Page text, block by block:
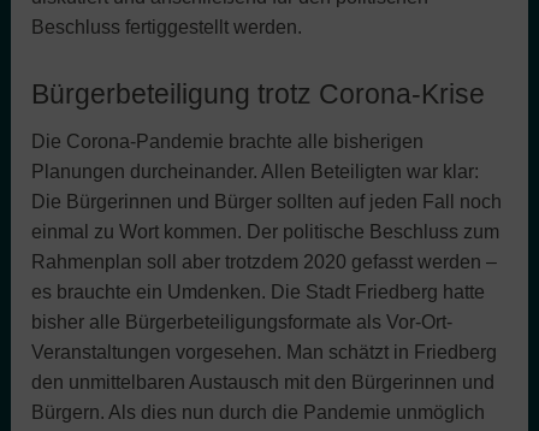
Beschluss fertiggestellt werden.
Bürgerbeteiligung trotz Corona-Krise
Die Corona-Pandemie brachte alle bisherigen
Planungen durcheinander. Allen Beteiligten war klar:
Die Bürgerinnen und Bürger sollten auf jeden Fall noch
einmal zu Wort kommen. Der politische Beschluss zum
Rahmenplan soll aber trotzdem 2020 gefasst werden –
es brauchte ein Umdenken. Die Stadt Friedberg hatte
bisher alle Bürgerbeteiligungsformate als Vor-Ort-
Veranstaltungen vorgesehen. Man schätzt in Friedberg
den unmittelbaren Austausch mit den Bürgerinnen und
Bürgern. Als dies nun durch die Pandemie unmöglich